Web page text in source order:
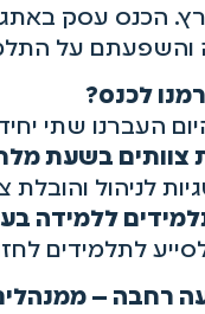
הכנס עסק
על
לכנס?
העברנו שתי
צוותים בשעת
לניהול והובלת
ללמידה
לתלמידים
רחבה –